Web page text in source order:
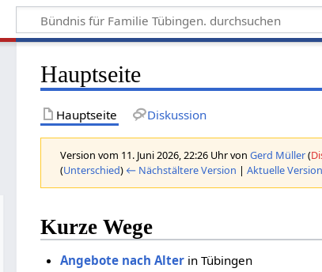
Hauptseite
Hauptseite Diskussion
Version vom 11. Juni 2026, 22:26 Uhr vonGerd Müller(
(Unterschied) ← Nächstältere Version |Aktuelle Version
Kurze Wege
Angebote nach Alterin Tübingen